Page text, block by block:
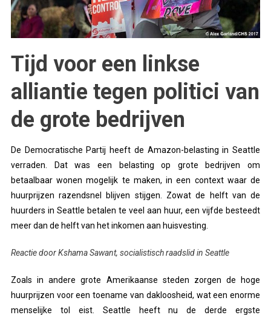
Tijd voor een linkse
alliantie tegen politici van
de grote bedrijven
De Democratische Partij heeft de Amazon-belasting in Seattle
verraden. Dat was een belasting op grote bedrijven om
betaalbaar wonen mogelijk te maken, in een context waar de
huurprijzen razendsnel blijven stijgen. Zowat de helft van de
huurders in Seattle betalen te veel aan huur, een vijfde besteedt
meer dan de helft van het inkomen aan huisvesting.
Reactie door Kshama Sawant, socialistisch raadslid in Seattle
Zoals in andere grote Amerikaanse steden zorgen de hoge
huurprijzen voor een toename van dakloosheid, wat een enorme
menselijke tol eist. Seattle heeft nu de derde ergste